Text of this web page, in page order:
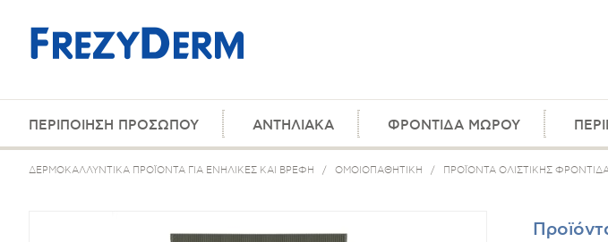
ΠΕΡΙΠΟΙΗΣΗ ΠΡΟΣΩΠΟΥ ΑΝΤΗΛΙΑΚΑ ΦΡΟΝΤΙΔΑ ΜΩΡΟΥ
ΔΕΡΜΟΚΑΛΛΥΝΤΙΚΑ ΠΡΟΪΟΝΤΑ ΓΙΑ ΕΝΗΛΙΚΕΣ ΚΑΙ ΒΡΕΦΗ / ΟΜΟΙΟΠΑΘΗΤΙΚΗ / ΠΡΟΪΟΝΤΑ ΟΛΙΣΤΙΚΗΣ